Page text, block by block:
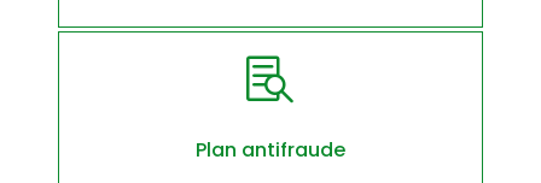

Plan antifraude